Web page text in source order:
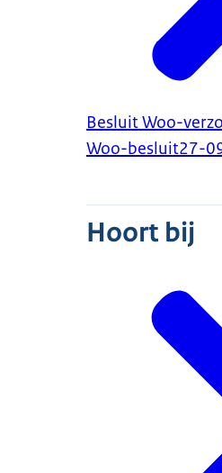
Besluit Woo-
Woo-besluit27-
Hoort bij